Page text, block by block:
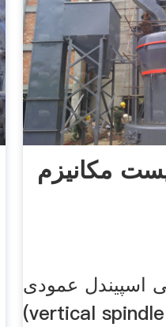
مکانیزم
اسپیندل عمودی
(vertical